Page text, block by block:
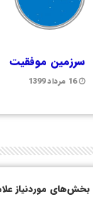
سرزمین موفقیت
16 مرداد 1399
بخش‌های موردنیاز